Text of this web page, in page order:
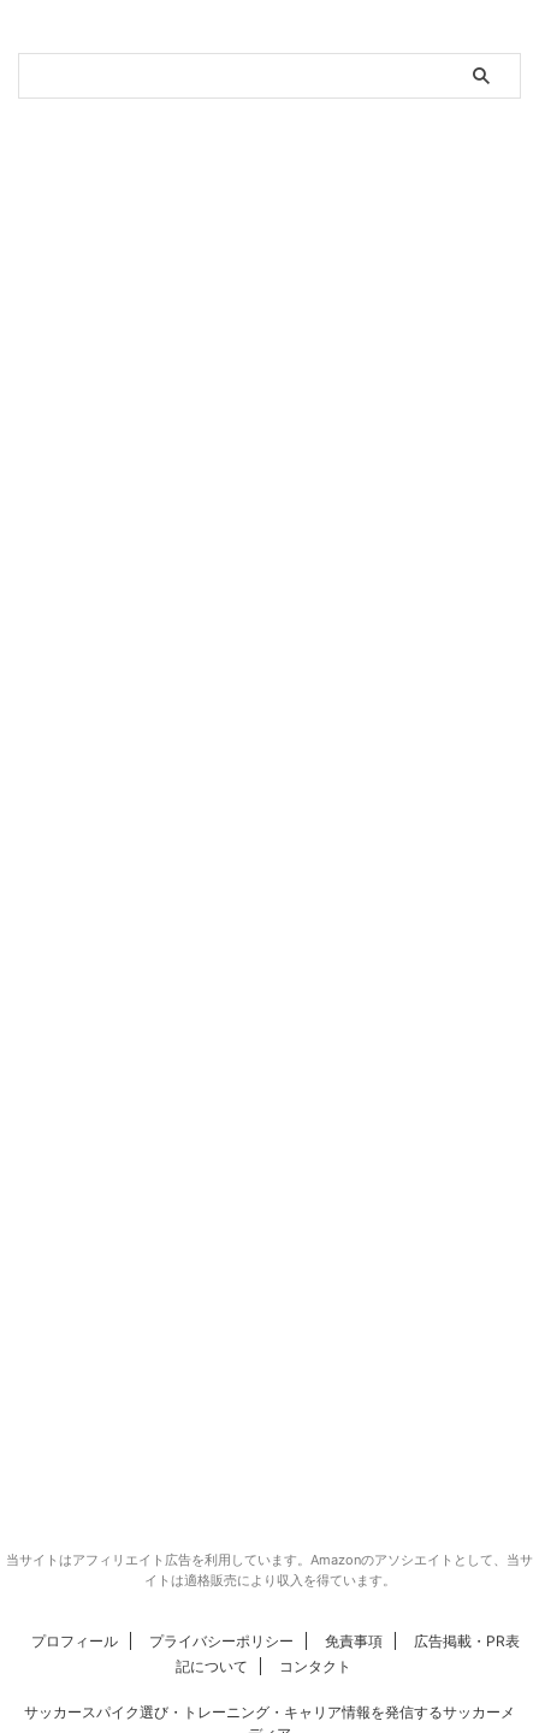
当サイトはアフィリエイト広告を利用しています。Amazonのアソシエイトとして、当サ
イトは適格販売により収入を得ています。
プロフィール プライバシーポリシー 免責事項
広告掲載・PR表
記について
コンタクト
サッカースパイク選び・トレーニング・キャリア情報を発信するサッカーメ